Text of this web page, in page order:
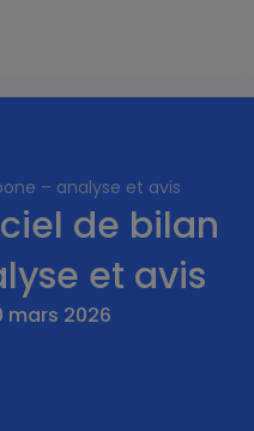
– analyse et avis
de bilan
et avis
mars 2026